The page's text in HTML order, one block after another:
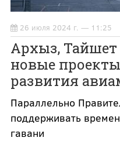
26 июля 2024 г. — 11:25
Архыз,
новые
развития
Параллельно
поддерживать
гавани